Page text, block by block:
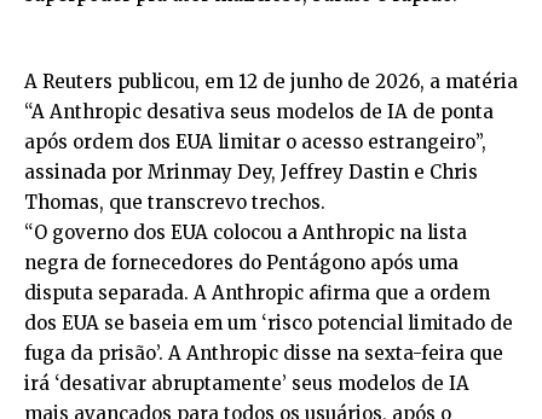
A Reuters publicou, em 12 de junho de 2026, a matéria
“A Anthropic desativa seus modelos de IA de ponta
após ordem dos EUA limitar o acesso estrangeiro”,
assinada por Mrinmay Dey, Jeffrey Dastin e Chris
Thomas, que transcrevo trechos.
“O governo dos EUA colocou a Anthropic na lista
negra de fornecedores do Pentágono após uma
disputa separada. A Anthropic afirma que a ordem
dos EUA se baseia em um ‘risco potencial limitado de
fuga da prisão’. A Anthropic disse na sexta-feira que
irá ‘desativar abruptamente’ seus modelos de IA
mais avançados para todos os usuários, após o